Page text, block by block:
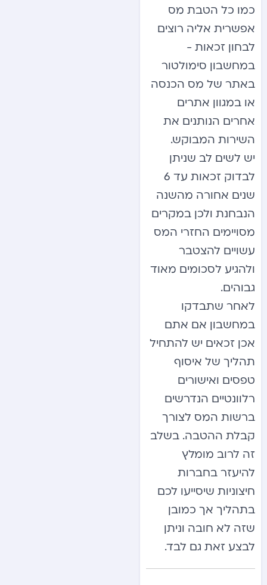
כמו כל הטבת מס
אפשרית אליה רוצים
לבחון זכאות -
במחשבון סימולטור
באתר של מס הכנסה
או במגוון אתרים
אחרים הנותנים את
השירות המבוקש.
יש לשים לב שניתן
לבדוק זכאות עד 6
שנים אחורה מהשנה
הנבחנת ולכן במקרים
מסויימים החזרי המס
עשויים להצטבר
ולהגיע לסכומים מאוד
גבוהים.
לאחר שתבדקו
במחשבון אם אתם
אכן זכאים יש להתחיל
תהליך של איסוף
טפסים ואישורים
רלוונטיים הנדרשים
ברשות המס לצורך
קבלת ההטבה. בשלב
זה לרוב מומלץ
להיעזר בחברות
חיצוניות שיסייעו לכם
בתהליך אך כמובן
שזה לא חובה וניתן
לבצע זאת גם לבד.